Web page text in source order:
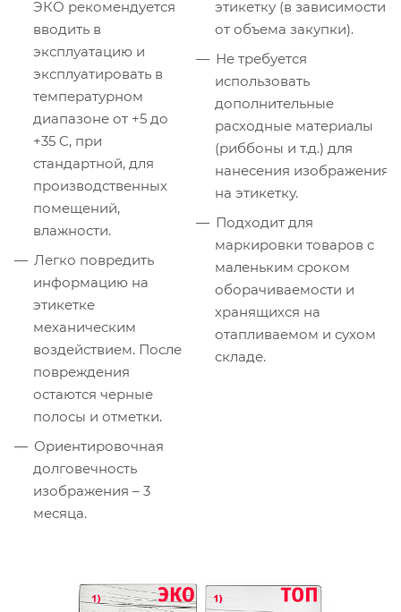
ЭКО рекомендуется
вводить в
эксплуатацию и
эксплуатировать в
температурном
диапазоне от +5 до
+35 C, при
стандартной, для
производственных
помещений,
влажности.
Легко повредить
информацию на
этикетке
механическим
воздействием. После
повреждения
остаются черные
полосы и отметки.
Ориентировочная
долговечность
изображения – 3
месяца.
этикетку (в зависимости
от объема закупки).
Не требуется
использовать
дополнительные
расходные материалы
(риббоны и т.д.) для
нанесения изображения
на этикетку.
Подходит для
маркировки товаров с
маленьким сроком
оборачиваемости и
хранящихся на
отапливаемом и сухом
складе.